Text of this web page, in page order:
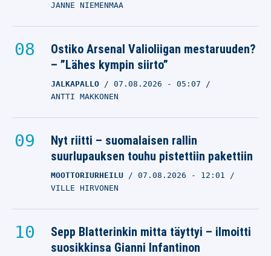
JANNE NIEMENMAA
Ostiko Arsenal Valioliigan mestaruuden?
– ”Lähes kympin siirto”
JALKAPALLO 07.08.2026 - 05:07
ANTTI MAKKONEN
Nyt riitti – suomalaisen rallin
suurlupauksen touhu pistettiin pakettiin
MOOTTORIURHEILU 07.08.2026 - 12:01
VILLE HIRVONEN
Sepp Blatterinkin mitta täyttyi – ilmoitti
suosikkinsa Gianni Infantinon